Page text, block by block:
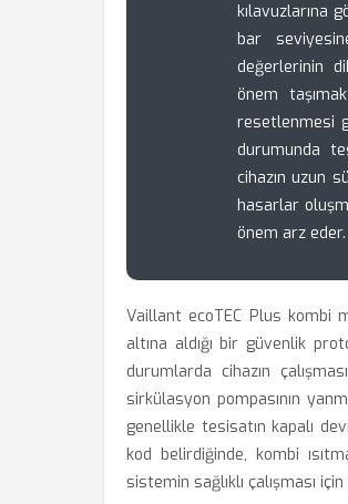
kılavuzlarına
bar
değerlerinin
önem
resetlenmesi
durumunda
cihazın uzun
hasarlar
önem arz eder.
Vaillant ecoTEC Plus kombi
altına aldığı bir güvenlik
durumlarda cihazın
sirkülasyon pompasının
genellikle tesisatın kapalı
kod belirdiğinde, kombi
sistemin sağlıklı çalışması